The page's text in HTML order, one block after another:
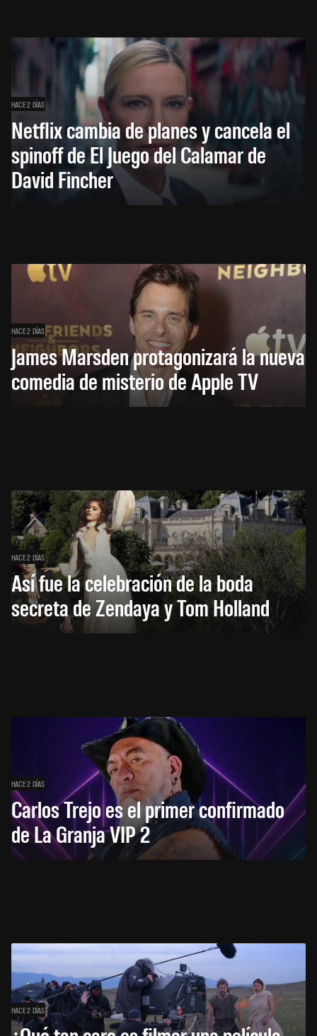
HACE 2 DÍAS
Netflix cambia de planes y cancela el
spinoff de El Juego del Calamar de
David Fincher
HACE 2 DÍAS
James Marsden protagonizará la nueva
comedia de misterio de Apple TV
HACE 2 DÍAS
Así fue la celebración de la boda
secreta de Zendaya y Tom Holland
HACE 2 DÍAS
Carlos Trejo es el primer confirmado
de La Granja VIP 2
HACE 2 DÍAS